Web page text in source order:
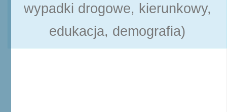
wypadki drogowe, kierunkowy,
edukacja, demografia)